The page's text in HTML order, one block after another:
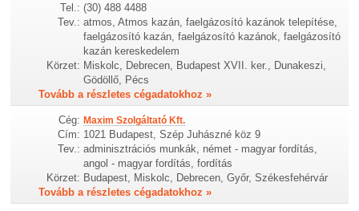
Tel.: (30) 488 4488
Tev.: atmos, Atmos kazán, faelgázosító kazánok telepítése,
faelgázosító kazán, faelgázosító kazánok, faelgázosító
kazán kereskedelem
Körzet: Miskolc, Debrecen, Budapest XVII. ker., Dunakeszi,
Gödöllő, Pécs
Tovább a részletes cégadatokhoz »
Cég: Maxim Szolgáltató Kft.
Cím: 1021 Budapest, Szép Juhászné köz 9
Tev.: adminisztrációs munkák, német - magyar fordítás,
angol - magyar fordítás, fordítás
Körzet: Budapest, Miskolc, Debrecen, Győr, Székesfehérvár
Tovább a részletes cégadatokhoz »